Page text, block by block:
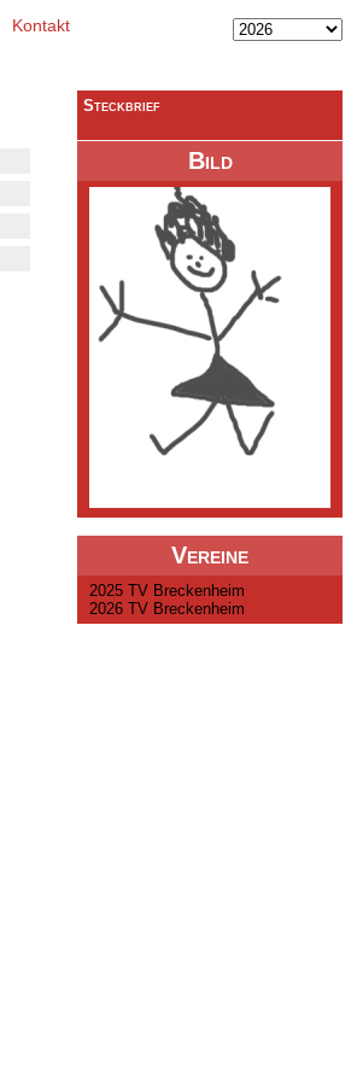
Kontakt
Bild
Vereine
2025 TV Breckenheim
2026 TV Breckenheim
Steckbrief